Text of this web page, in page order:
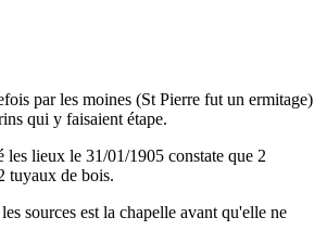
par les moines (St Pierre fut un ermitage)
qui y faisaient étape.
les lieux le 31/01/1905 constate que 2
tuyaux de bois.
sources est la chapelle avant qu'elle ne